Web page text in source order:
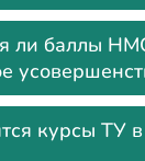
ли баллы
курсы ТУ